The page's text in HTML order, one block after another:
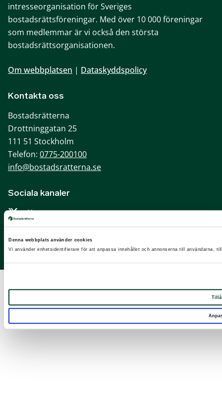
Denna webbplats använder cookies
Vi använder enhetsidentifierare för att anpassa innehållet och annonserna till användarna,
intresseorganisation för Sveriges
bostadsrättsföreningar. Med över 10 000 föreningar
som medlemmar är vi också den största
bostadsrättsorganisationen.
Om webbplatsen | Dataskyddspolicy
Kontakta oss
Bostadsrätterna
Drottninggatan 25
111 51 Stockholm
Telefon: 0775-200100
info@bostadsratterna.se
Sociala kanaler
X
Facebook
LinkedIn
Instagram